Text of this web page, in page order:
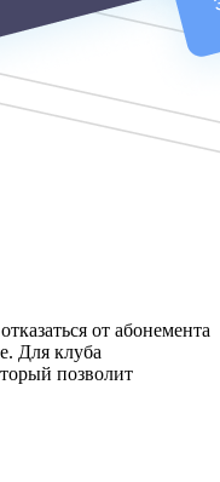
от абонемента
Для клуба
позволит